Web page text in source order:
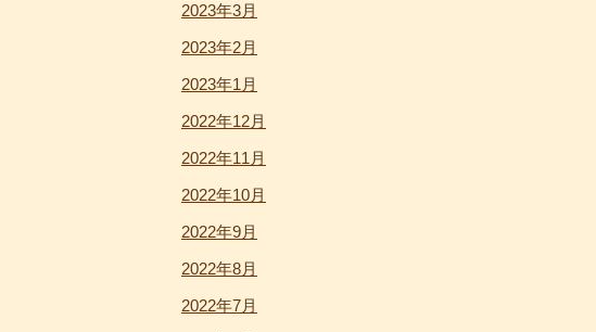
2023年3月
2023年2月
2023年1月
2022年12月
2022年11月
2022年10月
2022年9月
2022年8月
2022年7月